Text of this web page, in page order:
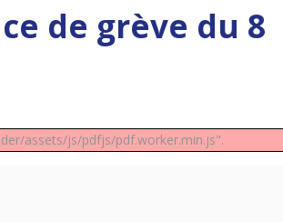
de grève du 8
assets/js/pdfjs/pdf.worker.min.js".